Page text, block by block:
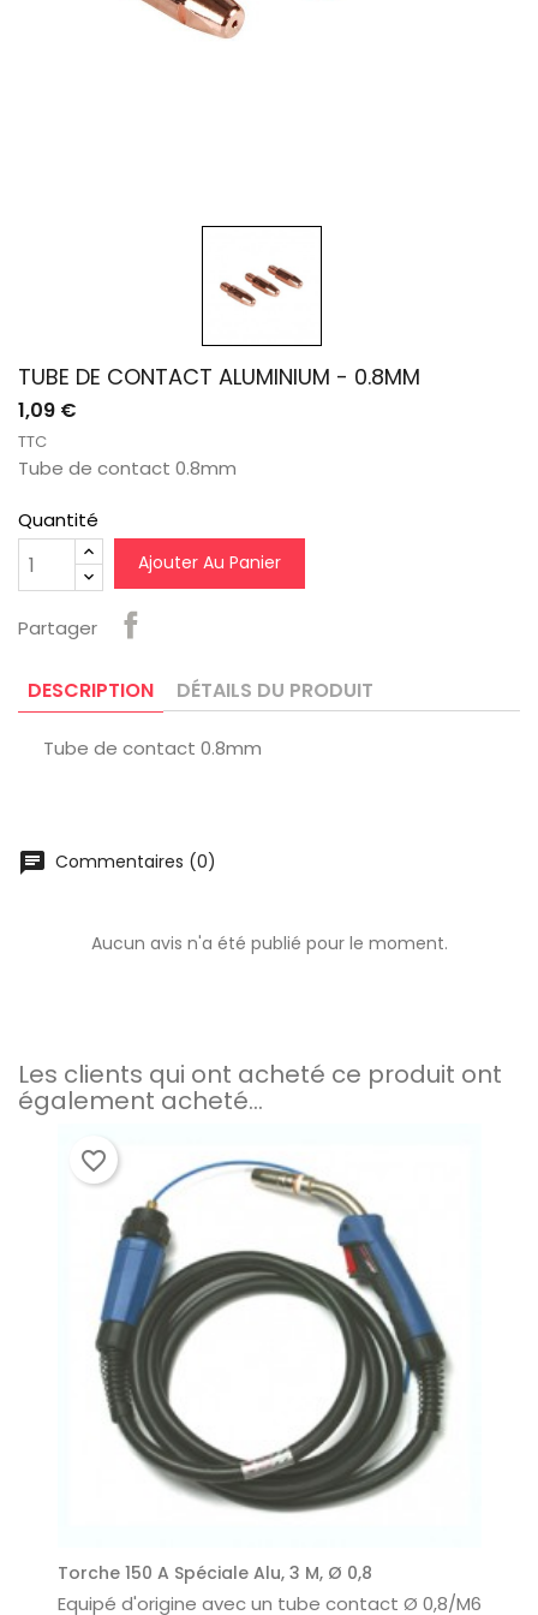
TUBE DE CONTACT ALUMINIUM - 0.8MM
1,09 €
TTC
Tube de contact 0.8mm
Quantité
Ajouter Au Panier
Partager
DESCRIPTION DÉTAILS DU PRODUIT
Tube de contact 0.8mm
chat Commentaires (0)
Aucun avis n'a été publié pour le moment.
Les clients qui ont acheté ce produit ont
également acheté...
Torche 150 A Spéciale Alu, 3 M, Ø 0,8
Equipé d'origine avec un tube contact Ø 0,8/M6
favorite_border